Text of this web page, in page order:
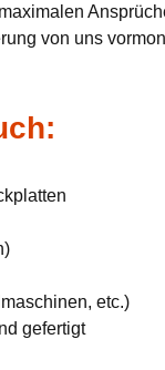
von uns
etc.)
gefertigt